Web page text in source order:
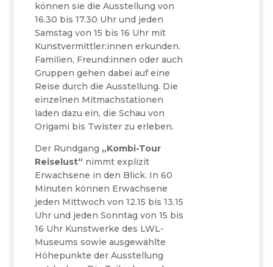
können sie die Ausstellung von
16.30 bis 17.30 Uhr und jeden
Samstag von 15 bis 16 Uhr mit
Kunstvermittler:innen erkunden.
Familien, Freund:innen oder auch
Gruppen gehen dabei auf eine
Reise durch die Ausstellung. Die
einzelnen Mitmachstationen
laden dazu ein, die Schau von
Origami bis Twister zu erleben.
Der Rundgang „Kombi-Tour
Reiselust“ nimmt explizit
Erwachsene in den Blick. In 60
Minuten können Erwachsene
jeden Mittwoch von 12.15 bis 13.15
Uhr und jeden Sonntag von 15 bis
16 Uhr Kunstwerke des LWL-
Museums sowie ausgewählte
Höhepunkte der Ausstellung